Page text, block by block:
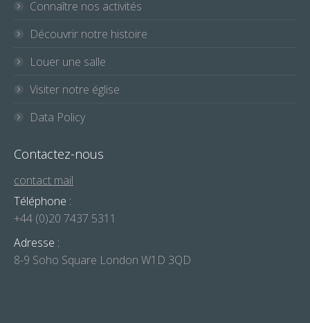
Connaître nos activités
Découvrir notre histoire
Louer une salle
Visiter notre église
Data Policy
Contactez-nous
contact mail
Téléphone :
+44 (0)20 7437 5311
Adresse :
8-9 Soho Square London W1D 3QD